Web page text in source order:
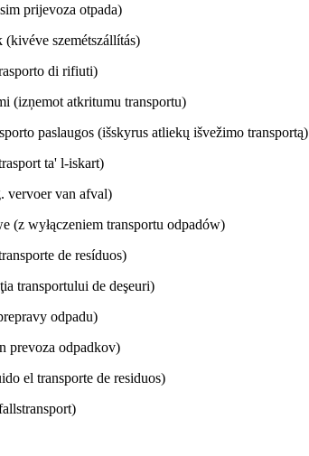
prijevoza otpada)
szemétszállítás)
di rifiuti)
(izņemot atkritumu transportu)
paslaugos (išskyrus atliekų išvežimo transportą)
ta' l-iskart)
vervoer van afval)
(z wyłączeniem transportu odpadów)
de resíduos)
transportului de deşeuri)
odpadu)
prevoza odpadkov)
el transporte de residuos)